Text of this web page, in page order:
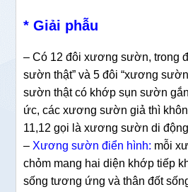
* Giải phẫu
– Có 12 đôi xương sườn, trong
sườn thật” và 5 đôi “xương
sườn thật có khớp sụn sườn
ức, các xương sườn giả thì
11,12 gọi là xương sườn di
–Xương sườn điển hình: mỗi
chỏm mang hai diện khớp tiếp
sống tương ứng và thân đốt